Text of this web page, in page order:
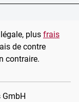
plus frais
de contre
contraire.